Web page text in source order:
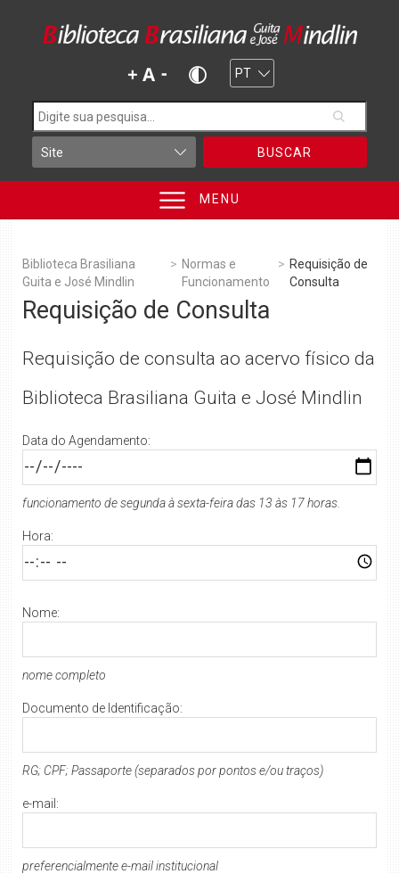
BUSCAR
MENU
Biblioteca Brasiliana
Guita e José Mindlin
> Normas e
Funcionamento
> Requisição de
Consulta
Requisição de Consulta
Requisição de consulta ao acervo físico da
Biblioteca Brasiliana Guita e José Mindlin
Data do Agendamento:
funcionamento de segunda à sexta-feira das 13 às 17 horas.
Hora:
Nome:
nome completo
Documento de Identificação:
RG; CPF; Passaporte (separados por pontos e/ou traços)
e-mail:
preferencialmente e-mail institucional